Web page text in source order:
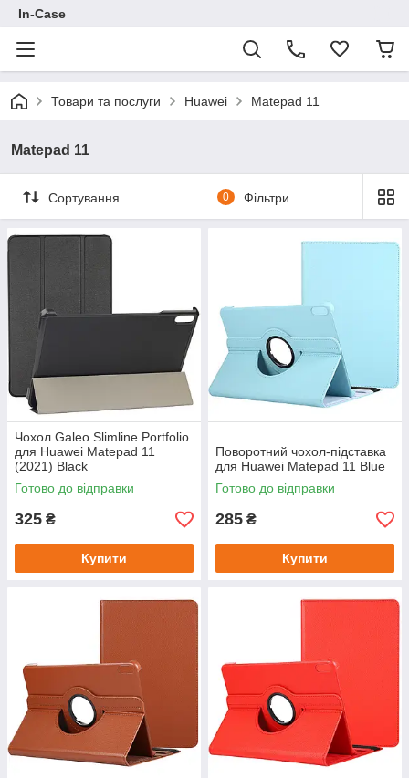
In-Case
Товари та послуги Huawei Matepad 11
Matepad 11
Сортування 0 Фільтри
Чохол Galeo Slimline Portfolio
для Huawei Matepad 11
(2021) Black
Готово до відправки
325 ₴
Купити
Поворотний чохол-підставка
для Huawei Matepad 11 Blue
Готово до відправки
285 ₴
Купити